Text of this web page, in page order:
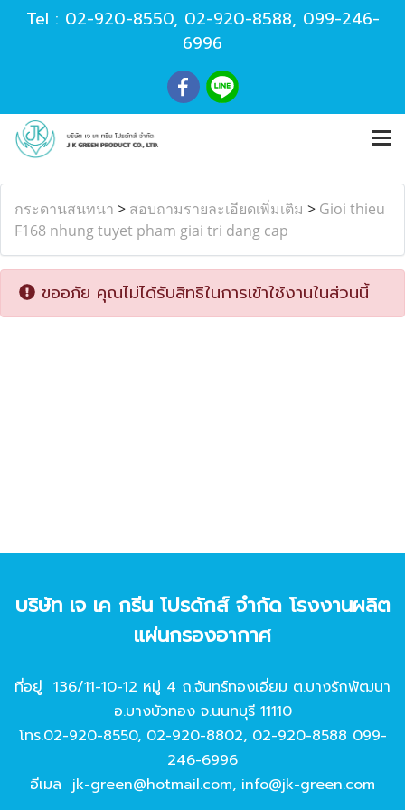
Tel : 02-920-8550, 02-920-8588, 099-246-
6996
กระดานสนทนา > สอบถามรายละเอียดเพิ่มเติม > Gioi thieu
F168 nhung tuyet pham giai tri dang cap
ขออภัย คุณไม่ได้รับสิทธิในการเข้าใช้งานในส่วนนี้
บริษัท เจ เค กรีน โปรดักส์ จํากัด โรงงานผลิต
แผ่นกรองอากาศ
ที่อยู่ 136/11-10-12 หมู่ 4 ถ.จันทร์ทองเอี่ยม ต.บางรักพัฒนา
อ.บางบัวทอง จ.นนทบุรี 11110
โทร.02-920-8550, 02-920-8802, 02-920-8588 099-
246-6996
อีเมล jk-green@hotmail.com, info@jk-green.com